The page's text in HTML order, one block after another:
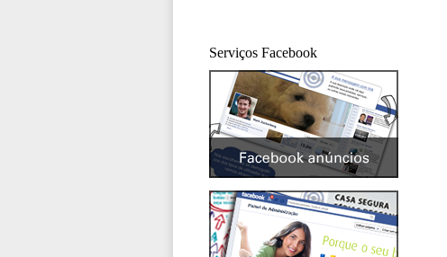
Serviços Facebook